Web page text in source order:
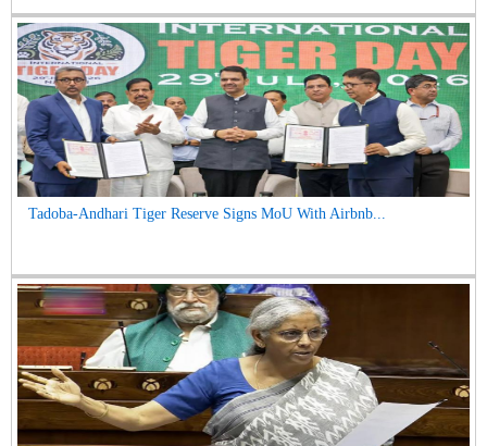
Tadoba-Andhari Tiger Reserve Signs MoU With Airbnb...